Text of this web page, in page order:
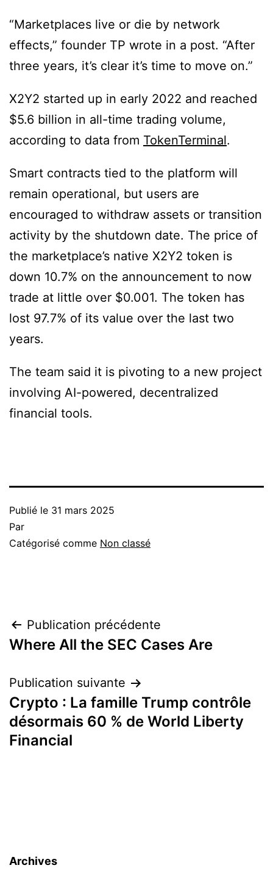
“Marketplaces live or die by network
effects,” founder TP wrote in a post. “After
three years, it’s clear it’s time to move on.”
X2Y2 started up in early 2022 and reached
$5.6 billion in all-time trading volume,
according to data from TokenTerminal.
Smart contracts tied to the platform will
remain operational, but users are
encouraged to withdraw assets or transition
activity by the shutdown date. The price of
the marketplace’s native X2Y2 token is
down 10.7% on the announcement to now
trade at little over $0.001. The token has
lost 97.7% of its value over the last two
years.
The team said it is pivoting to a new project
involving AI-powered, decentralized
financial tools.
Publié le 31 mars 2025
Par
Catégorisé comme Non classé
Navigation
de
l’article
Publication précédente
Where All the SEC Cases Are
Publication suivante
Crypto : La famille Trump contrôle
désormais 60 % de World Liberty
Financial
Archives